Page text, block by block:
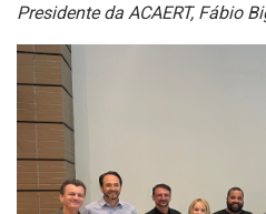
Presidente da ACAERT, Fábio